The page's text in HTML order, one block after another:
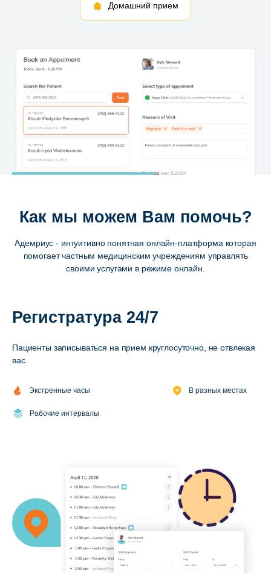
Домашний прием
Как мы можем Вам помочь?
Адемриус - интуитивно понятная онлайн-платформа которая
помогает частным медицинским учреждениям управлять
своими услугами в режиме онлайн.
Регистратура 24/7
Пациенты записываться на прием круглосуточно, не отвлекая
вас.
Экстренные часы В разных местах
Рабочие интервалы